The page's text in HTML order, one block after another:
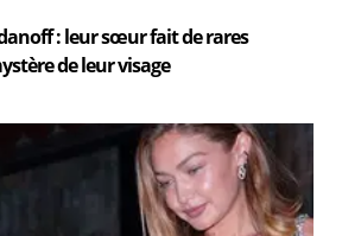
: leur sœur fait de rares
de leur visage